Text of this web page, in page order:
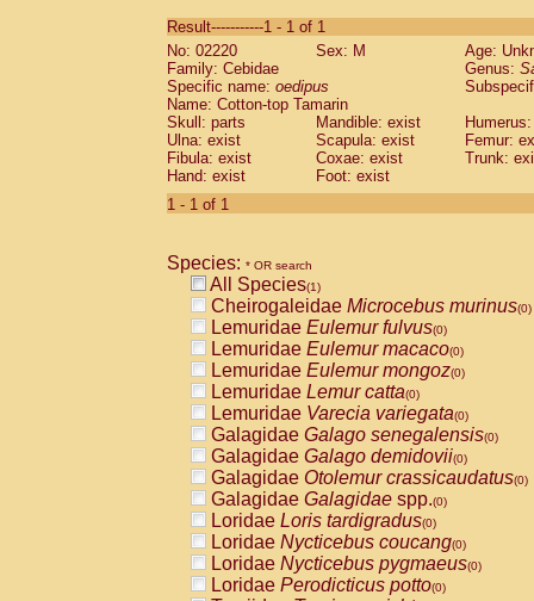
CebidaeSaguinus labiatus(0)
Cebidae Saguinus leucopus (0)
Cebidae
CebidaeSaguinus mystax
Cebidae Saguinus nigricollis (0)
Cebidae Saguinus oedipus
Cebidae Saguinus weddelli
Cebidae Saguinusspp.
Cebidae
CebidaeCebus capucinus
CebidaeCebus nigrivittatus
CebidaeCebus spp.(0)
CebidaeSaimiri boliviensis(0)
CebidaeSaimiri sciureus(0)
AtelidaeAlouatta caraya(0)
AtelidaeAlouatta fusca(0)
AtelidaeAlouatta seniculus(0)
AtelidaeAlouattaspp.(0)
AtelidaeAteles belzebuth(0)
AtelidaeAteles geoffroyi(0)
AtelidaeAteles paniscus(0)
AtelidaeAtelesspp.(0)
AtelidaeLagothrix lagothricha(0)
AtelidaeLagothrix lagothricha cana
PitheciidaeCacajao calvus
Result-----------1 - 1 of 1
No: 02220
Sex: M
Age:
Family: Cebidae
Genus:
Specific name: oedipus
Name: Cotton-top Tamarin
Skull: parts
Mandible: exist
Ulna: exist
Scapula: exist
Femur:
Fibula: exist
Coxae: exist
Trunk:
Hand: exist
Foot: exist
1 - 1 of 1
Species: * OR search
All Species(1)
Cheirogaleidae Microcebus murinus(0)
Lemuridae Eulemur fulvus(0)
Lemuridae Eulemur macaco(0)
Lemuridae Eulemur mongoz(0)
Lemuridae Lemur catta(0)
Lemuridae Varecia variegata(0)
Galagidae Galago senegalensis(0)
Galagidae Galago demidovii(0)
Galagidae Otolemur crassicaudatus(0)
Galagidae Galagidae spp.(0)
Loridae Loris tardigradus(0)
Loridae Nycticebus coucang(0)
Loridae Nycticebus pygmaeus(0)
Loridae Perodicticus potto(0)